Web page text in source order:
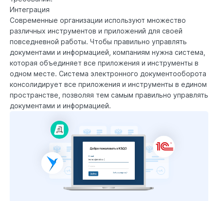
Интеграция
Современные организации используют множество
различных инструментов и приложений для своей
повседневной работы. Чтобы правильно управлять
документами и информацией, компаниям нужна система,
которая объединяет все приложения и инструменты в
одном месте. Система электронного документооборота
консолидирует все приложения и инструменты в едином
пространстве, позволяя тем самым правильно управлять
документами и информацией.